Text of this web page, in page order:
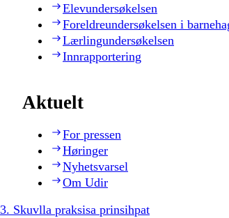
Elevundersøkelsen
Foreldreundersøkelsen i
Lærlingundersøkelsen
Innrapportering
Aktuelt
For pressen
Høringer
Nyhetsvarsel
Om Udir
3. Skuvlla praksisa prinsihpat